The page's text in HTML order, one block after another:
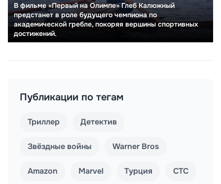
В фильме «Первый на Олимпе» Глеб Калюжный
предстанет в роле будущего чемпиона по
академической гребле, покоряя вершины спортивных
достижений.
Публикации по тегам
Триллер Детектив
Звёздные войны Warner Bros
Amazon Marvel Турция СТС